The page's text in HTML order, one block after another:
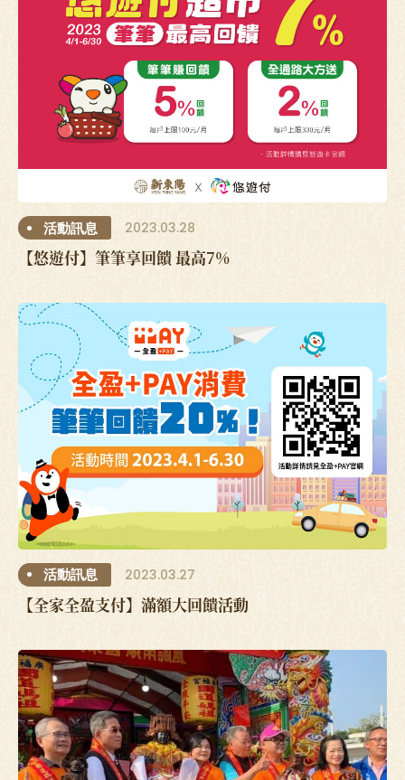
活動訊息 2023.03.28
【悠遊付】筆筆享回饋 最高7%
活動訊息 2023.03.27
【全家全盈支付】滿額大回饋活動